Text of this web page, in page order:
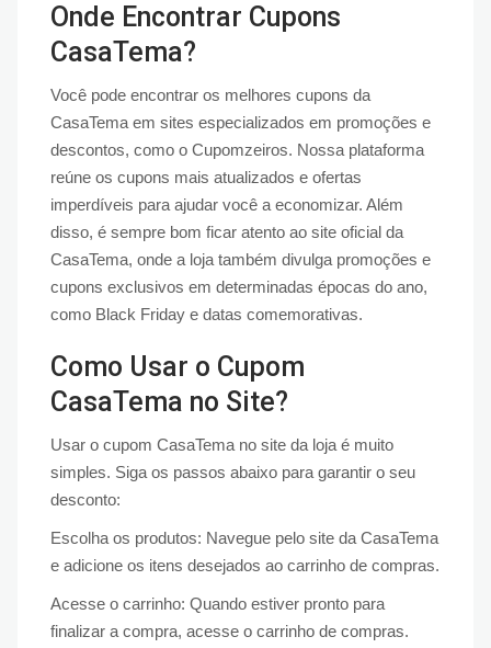
Onde Encontrar Cupons
CasaTema?
Você pode encontrar os melhores cupons da
CasaTema em sites especializados em promoções e
descontos, como o Cupomzeiros. Nossa plataforma
reúne os cupons mais atualizados e ofertas
imperdíveis para ajudar você a economizar. Além
disso, é sempre bom ficar atento ao site oficial da
CasaTema, onde a loja também divulga promoções e
cupons exclusivos em determinadas épocas do ano,
como Black Friday e datas comemorativas.
Como Usar o Cupom
CasaTema no Site?
Usar o cupom CasaTema no site da loja é muito
simples. Siga os passos abaixo para garantir o seu
desconto:
Escolha os produtos: Navegue pelo site da CasaTema
e adicione os itens desejados ao carrinho de compras.
Acesse o carrinho: Quando estiver pronto para
finalizar a compra, acesse o carrinho de compras.